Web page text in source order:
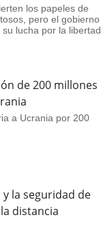
los papeles de
pero el gobierno
lucha por la
de 200 millones
a Ucrania por 200
la seguridad de
distancia